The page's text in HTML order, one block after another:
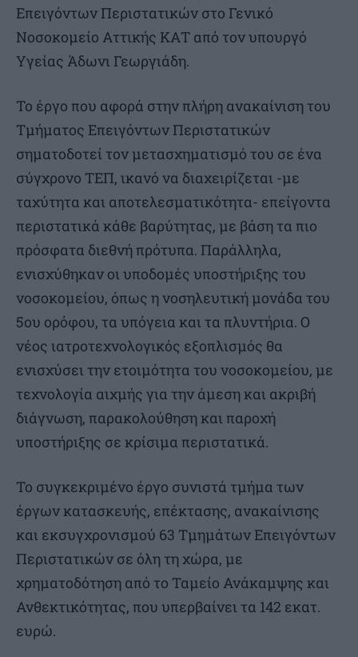
Επειγόντων Περιστατικών στο Γενικό
Νοσοκομείο Αττικής ΚΑΤ από τον υπουργό
Υγείας Άδωνι Γεωργιάδη.
Το έργο που αφορά στην πλήρη ανακαίνιση του
Τμήματος Επειγόντων Περιστατικών
σηματοδοτεί τον μετασχηματισμό του σε ένα
σύγχρονο ΤΕΠ, ικανό να διαχειρίζεται -με
ταχύτητα και αποτελεσματικότητα- επείγοντα
περιστατικά κάθε βαρύτητας, με βάση τα πιο
πρόσφατα διεθνή πρότυπα. Παράλληλα,
ενισχύθηκαν οι υποδομές υποστήριξης του
νοσοκομείου, όπως η νοσηλευτική μονάδα του
5ου ορόφου, τα υπόγεια και τα πλυντήρια. Ο
νέος ιατροτεχνολογικός εξοπλισμός θα
ενισχύσει την ετοιμότητα του νοσοκομείου, με
τεχνολογία αιχμής για την άμεση και ακριβή
διάγνωση, παρακολούθηση και παροχή
υποστήριξης σε κρίσιμα περιστατικά.
Το συγκεκριμένο έργο συνιστά τμήμα των
έργων κατασκευής, επέκτασης, ανακαίνισης
και εκσυγχρονισμού 63 Τμημάτων Επειγόντων
Περιστατικών σε όλη τη χώρα, με
χρηματοδότηση από το Ταμείο Ανάκαμψης και
Ανθεκτικότητας, που υπερβαίνει τα 142 εκατ.
ευρώ.